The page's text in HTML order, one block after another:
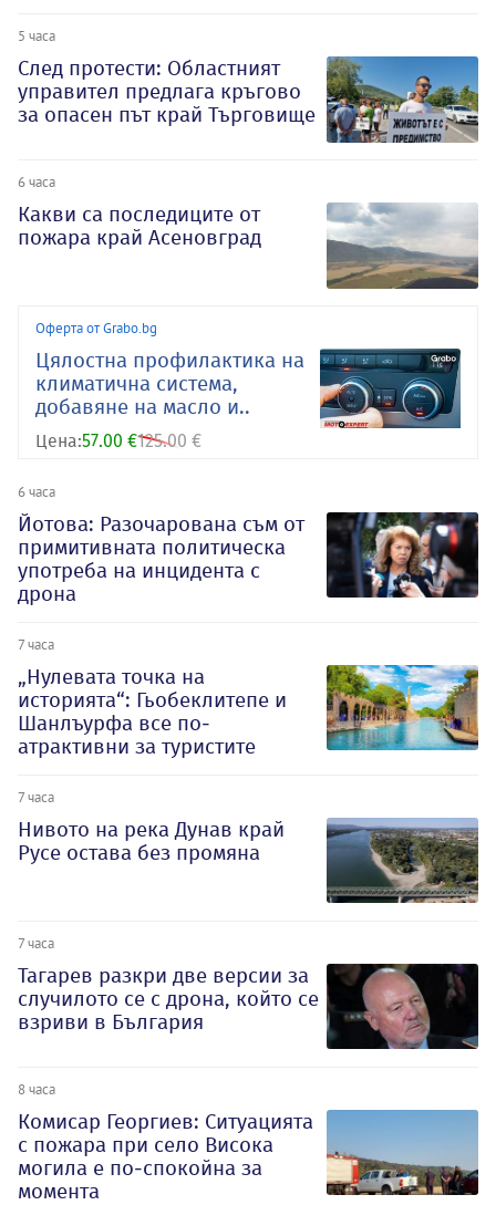
5 часа
След протести: Областният
управител предлага кръгово
за опасен път край Търговище
6 часа
Какви са последиците от
пожара край Асеновград
Оферта от Grabo.bg
Цялостна профилактика на
климатична система,
добавяне на масло и..
Цена:57.00 €125.00 €
6 часа
Йотова: Разочарована съм от
примитивната политическа
употреба на инцидента с
дрона
7 часа
„Нулевата точка на
историята“: Гьобеклитепе и
Шанлъурфа все по-
атрактивни за туристите
7 часа
Нивото на река Дунав край
Русе остава без промяна
7 часа
Тагарев разкри две версии за
случилото се с дрона, който се
взриви в България
8 часа
Комисар Георгиев: Ситуацията
с пожара при село Висока
могила е по-спокойна за
момента